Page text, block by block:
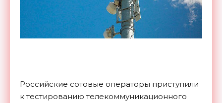
Российские сотовые операторы приступили
к тестированию телекоммуникационного